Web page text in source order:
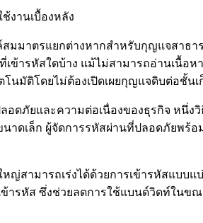
งานเบื้องหลัง
มมาตรแยกต่างหากสำหรับกุญแจสาธ
ข้ารหัสใดบ้าง แม้ไม่สามารถอ่านเนื้อห
โนมัติโดยไม่ต้องเปิดเผยกุญแจดิบต่อชั้น
ดภัยและความต่อเนื่องของธุรกิจ หนึ่ง
นาดเล็ก ผู้จัดการรหัสผ่านที่ปลอดภัยพร้
ามารถเร่งได้ด้วยการเข้ารหัสแบบแบ่ง
ารหัส ซึ่งช่วยลดการใช้แบนด์วิดท์ในข